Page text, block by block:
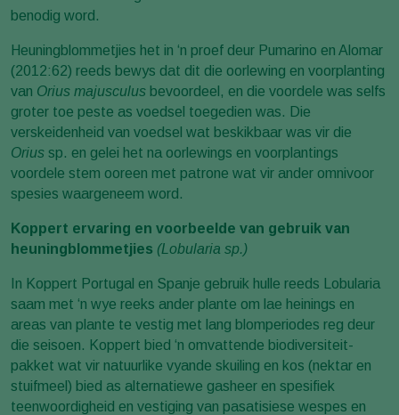
benodig word.
Heuningblommetjies het in ‘n proef deur Pumarino en Alomar
(2012:62) reeds bewys dat dit die oorlewing en voorplanting
van Orius majusculus bevoordeel, en die voordele was selfs
groter toe peste as voedsel toegedien was. Die
verskeidenheid van voedsel wat beskikbaar was vir die
Orius sp. en gelei het na oorlewings en voorplantings
voordele stem ooreen met patrone wat vir ander omnivoor
spesies waargeneem word.
Koppert ervaring en voorbeelde van gebruik van
heuningblommetjies (Lobularia sp.)
In Koppert Portugal en Spanje gebruik hulle reeds Lobularia
saam met ‘n wye reeks ander plante om lae heinings en
areas van plante te vestig met lang blomperiodes reg deur
die seisoen. Koppert bied ‘n omvattende biodiversiteit-
pakket wat vir natuurlike vyande skuiling en kos (nektar en
stuifmeel) bied as alternatiewe gasheer en spesifiek
teenwoordigheid en vestiging van pasatisiese wespes en